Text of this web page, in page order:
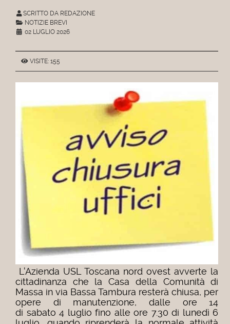
SCRITTO DA REDAZIONE
NOTIZIE BREVI
02 LUGLIO 2026
VISITE: 155
L'Azienda USL Toscana nord ovest avverte la
cittadinanza che la Casa della Comunità di
Massa in via Bassa Tambura resterà chiusa, per
opere di manutenzione, dalle ore 14
di sabato 4 luglio fino alle ore 7.30 di lunedì 6